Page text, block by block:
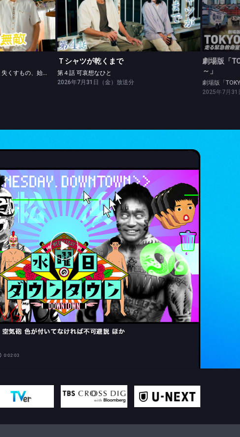
第４話 「かわいい」で得るもの、失くすもの、始まる♥もの
第４話 「かわいい」で得るもの、失くすもの、始まる♥もの
Ｔシャツが乾くまで
第４話 可哀想なひと
Ｔシャツが乾くまで
第４話 可哀想なひと
2026年7月31日（金）放送分
劇場版
劇場版
劇場版「
～」
劇場版「
2025年7月31